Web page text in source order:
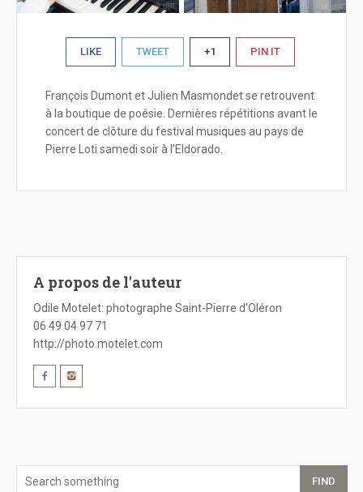
LIKE TWEET +1 PIN IT
François Dumont et Julien Masmondet se retrouvent
à la boutique de poésie. Dernières répétitions avant le
concert de clôture du festival musiques au pays de
Pierre Loti samedi soir à l’Eldorado.
A propos de l'auteur
Odile Motelet: photographe Saint-Pierre d'Oléron
06 49 04 97 71
http://photo.motelet.com
FIND